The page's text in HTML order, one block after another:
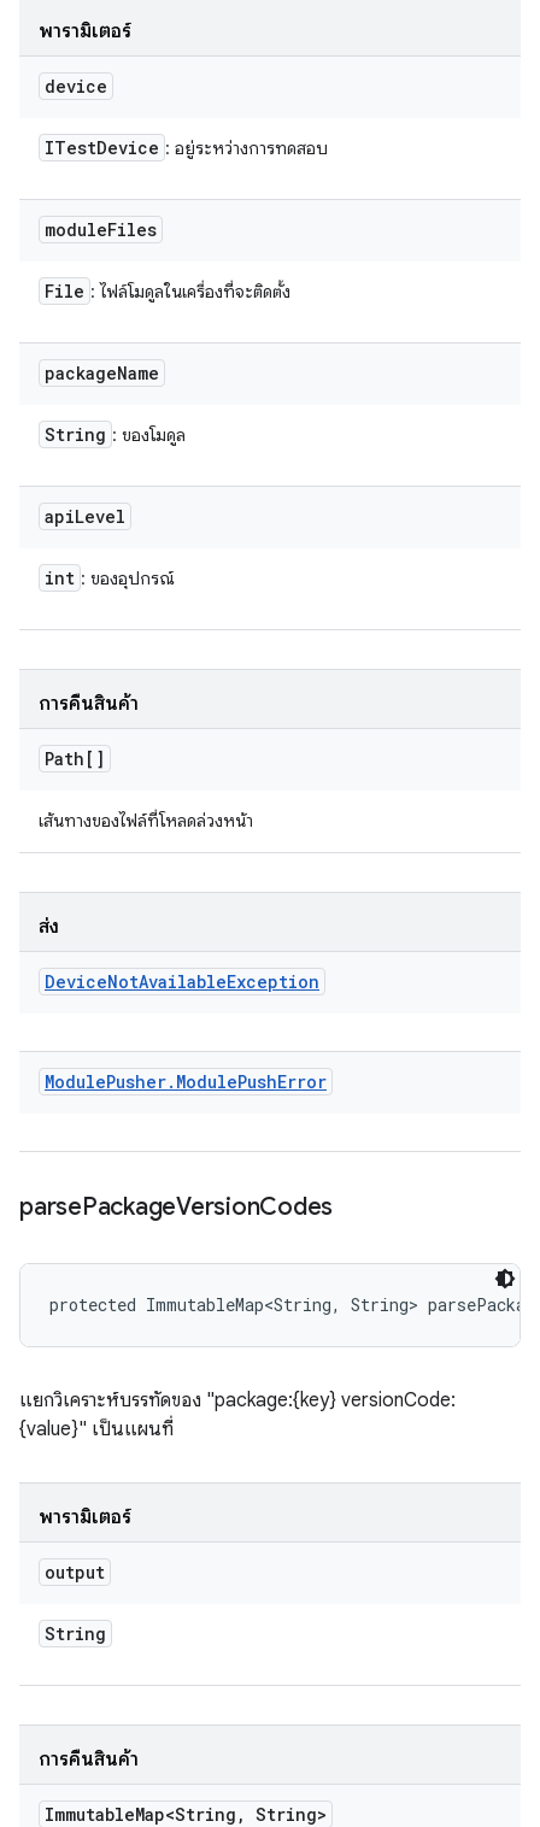
พารามิเตอร์
device
ITestDevice : อยู่ระหว่างการทดสอบ
moduleFiles
File : ไฟล์โมดูลในเครื่องที่จะติดตั้ง
packageName
String : ของโมดูล
apiLevel
int : ของอุปกรณ์
การคืนสินค้า
Path[]
เส้นทางของไฟล์ที่โหลดล่วงหน้า
ส่ง
DeviceNotAvailableException
ModulePusher. ModulePushError
parsePackageVersionCodes
protected ImmutableMap<String, String>
แยกวิเคราะห์บรรทัดของ "package:{key} versionCode:
{value}" เป็นแผนที่
พารามิเตอร์
output
String
การคืนสินค้า
ImmutableMap<String , String>